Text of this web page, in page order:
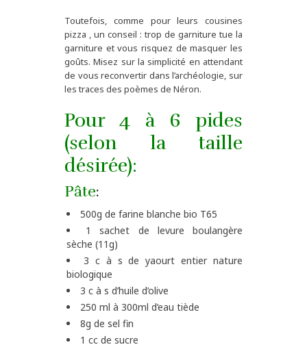
Toutefois, comme pour leurs cousines
pizza , un conseil : trop de garniture tue la
garniture et vous risquez de masquer les
goûts. Misez sur la simplicité en attendant
de vous reconvertir dans l’archéologie, sur
les traces des poèmes de Néron.
Pour 4 à 6 pides
(selon la taille
désirée):
Pâte:
500g de farine blanche bio T65
1 sachet de levure boulangère
sèche (11g)
3 c à s de yaourt entier nature
biologique
3 c à s d’huile d’olive
250 ml à 300ml d’eau tiède
8g de sel fin
1 cc de sucre